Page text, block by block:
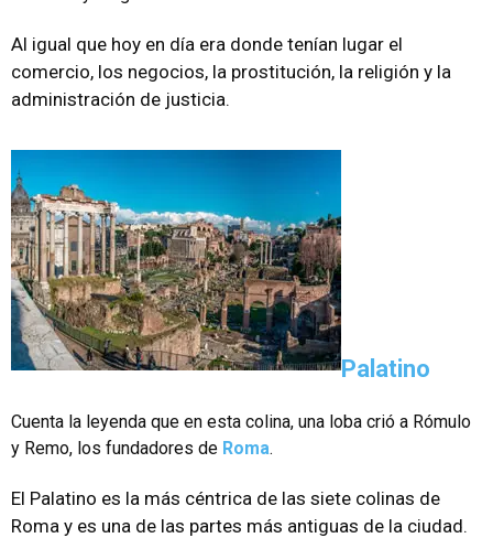
Al igual que hoy en día era donde tenían lugar el
comercio, los negocios, la prostitución, la religión y la
administración de justicia.
Palatino
Cuenta la leyenda que en esta colina, una loba crió a Rómulo
y Remo, los fundadores de Roma.
El Palatino es la más céntrica de las siete colinas de
Roma y es una de las partes más antiguas de la ciudad.